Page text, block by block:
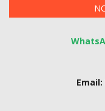
Email: